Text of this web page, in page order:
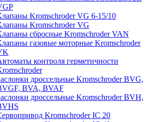
Kromschroder VG 6-15/10
Kromschroder VG
сбросные Kromschroder VAN
газовые моторные Kromschroder
контроля герметичности
дроссельные Kromschroder BVG,
BVA, BVAF
дроссельные Kromschroder BVH,
Kromschroder IC 20